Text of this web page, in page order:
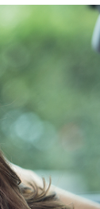
Пн-Вс: 10:00-20:30
1 мая: 10:00-19:00
9 мая: 10:00-19:00
Космонавтов, д.15, ТЦ
"САТУРН", 1 этаж,
Пн-Пт: 10:00-19:45
Сб: 10:00-19:30
Вс: 10:00-19:00
1 мая: 10:00-19:00
9 мая: 10:00-19:00